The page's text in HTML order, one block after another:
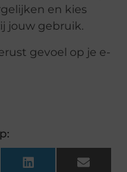
en kies
jouw gebruik.
gevoel op je e-
LinkedInEmail